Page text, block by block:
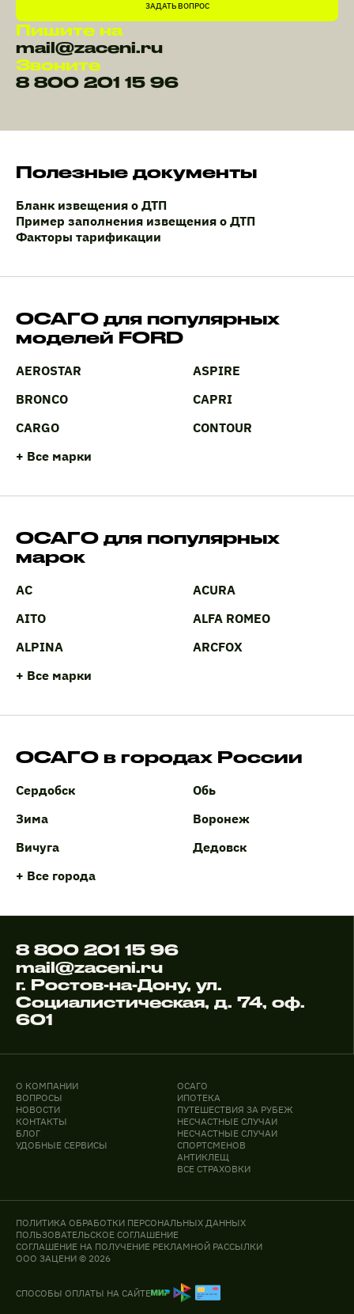
ЗАДАТЬ ВОПРОС
Пишите на
mail@zaceni.ru
Звоните
8 800 201 15 96
Полезные документы
Бланк извещения о ДТП
Пример заполнения извещения о ДТП
Факторы тарификации
ОСАГО для популярных
моделей FORD
AEROSTAR
ASPIRE
BRONCO
CAPRI
CARGO
CONTOUR
+ Все марки
ОСАГО для популярных
марок
AC
ACURA
AITO
ALFA ROMEO
ALPINA
ARCFOX
+ Все марки
ОСАГО в городах России
Сердобск
Обь
Зима
Воронеж
Вичуга
Дедовск
+ Все города
8 800 201 15 96
mail@zaceni.ru
г. Ростов-на-Дону, ул.
Социалистическая, д. 74, оф.
601
О КОМПАНИИ
ВОПРОСЫ
НОВОСТИ
КОНТАКТЫ
БЛОГ
УДОБНЫЕ СЕРВИСЫ
ОСАГО
ИПОТЕКА
ПУТЕШЕСТВИЯ ЗА РУБЕЖ
НЕСЧАСТНЫЕ СЛУЧАИ
НЕСЧАСТНЫЕ СЛУЧАИ
СПОРТСМЕНОВ
АНТИКЛЕЩ
ВСЕ СТРАХОВКИ
ПОЛИТИКА ОБРАБОТКИ ПЕРСОНАЛЬНЫХ ДАННЫХ
ПОЛЬЗОВАТЕЛЬСКОЕ СОГЛАШЕНИЕ
СОГЛАШЕНИЕ НА ПОЛУЧЕНИЕ РЕКЛАМНОЙ РАССЫЛКИ
ООО ЗАЦЕНИ © 2026
СПОСОБЫ ОПЛАТЫ НА САЙТЕ